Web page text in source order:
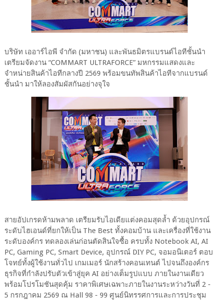
บริษัท เออาร์ไอพี จำกัด (มหาชน) และพันธมิตรแบรนด์ไอทีชั้นนำ
เตรียมจัดงาน “COMMART ULTRAFORCE” มหกรรมแสดงและ
จำหน่ายสินค้าไอทีกลางปี 2569 พร้อมขนทัพสินค้าไอทีจากแบรนด์
ชั้นนำ มาให้ลองสัมผัสกันอย่างจุใจ
สายอัปเกรดห้ามพลาด เตรียมรับไอเดียแต่งคอมสุดล้ำ ด้วยอุปกรณ์
ระดับไฮเอนด์ที่ยกให้เป็น The Best ทั้งคอมบ้าน และเครื่องที่ใช้งาน
ระดับองค์กร ทดลองเล่นก่อนตัดสินใจซื้อ ครบทั้ง Notebook AI, AI
PC, Gaming PC, Smart Device, อุปกรณ์ DIY PC, จอมอนิเตอร์ ตอบ
โจทย์ทั้งผู้ใช้งานทั่วไป เกมเมอร์ นักสร้างคอนเทนต์ ไปจนถึงองค์กร
ธุรกิจที่กำลังปรับตัวเข้าสู่ยุค AI อย่างเต็มรูปแบบ ภายในงานเดียว
พร้อมโปรโมชันสุดคุ้ม ราคาพิเศษเฉพาะภายในงานระหว่างวันที่ 2 -
5 กรกฎาคม 2569 ณ Hall 98 - 99 ศูนย์นิทรรศการและการประชุม